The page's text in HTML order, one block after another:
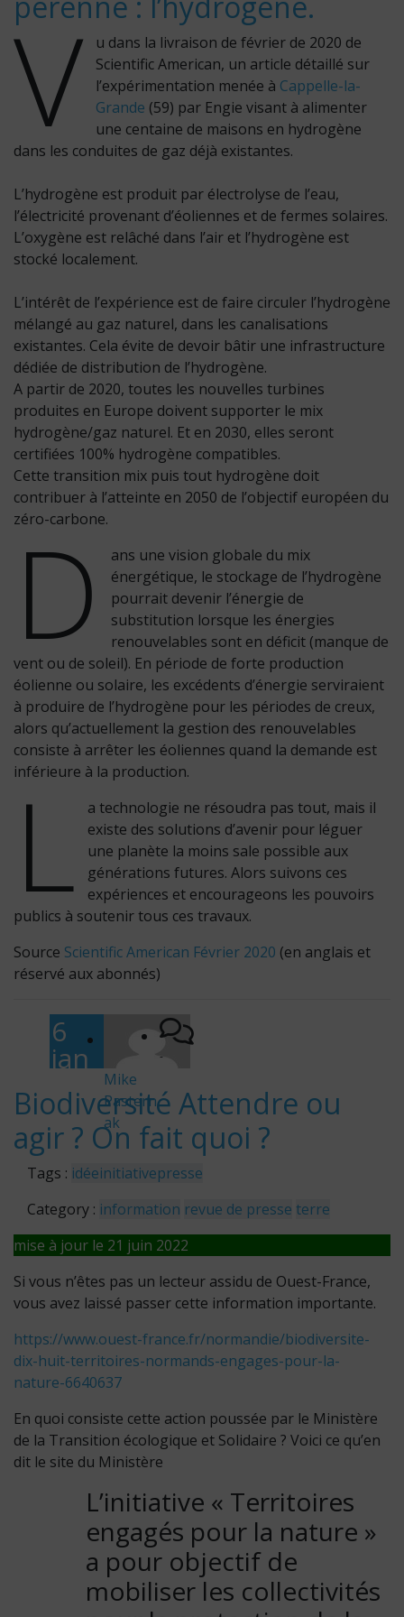
V
u dans la livraison de février de 2020 de
Scientific American, un article détaillé sur
l’expérimentation menée à Cappelle-la-
Grande (59) par Engie visant à alimenter
une centaine de maisons en hydrogène
dans les conduites de gaz déjà existantes.
L’hydrogène est produit par électrolyse de l’eau,
l’électricité provenant d’éoliennes et de fermes solaires.
L’oxygène est relâché dans l’air et l’hydrogène est
stocké localement.
L’intérêt de l’expérience est de faire circuler l’hydrogène
mélangé au gaz naturel, dans les canalisations
existantes. Cela évite de devoir bâtir une infrastructure
dédiée de distribution de l’hydrogène.
A partir de 2020, toutes les nouvelles turbines
produites en Europe doivent supporter le mix
hydrogène/gaz naturel. Et en 2030, elles seront
certifiées 100% hydrogène compatibles.
Cette transition mix puis tout hydrogène doit
contribuer à l’atteinte en 2050 de l’objectif européen du
zéro-carbone.
D
ans une vision globale du mix
énergétique, le stockage de l’hydrogène
pourrait devenir l’énergie de
substitution lorsque les énergies
renouvelables sont en déficit (manque de
vent ou de soleil). En période de forte production
éolienne ou solaire, les excédents d’énergie serviraient
à produire de l’hydrogène pour les périodes de creux,
alors qu’actuellement la gestion des renouvelables
consiste à arrêter les éoliennes quand la demande est
inférieure à la production.
L
a technologie ne résoudra pas tout, mais il
existe des solutions d’avenir pour léguer
une planète la moins sale possible aux
générations futures. Alors suivons ces
expériences et encourageons les pouvoirs
publics à soutenir tous ces travaux.
Source Scientific American Février 2020 (en anglais et
réservé aux abonnés)
6
jan
vier
202
0
Mike
Pastern
ak
-
Biodiversité Attendre ou
agir ? On fait quoi ?
Tags : idéeinitiativepresse
Category : information revue de presse terre
mise à jour le 21 juin 2022
Si vous n’êtes pas un lecteur assidu de Ouest-France,
vous avez laissé passer cette information importante.
https://www.ouest-france.fr/normandie/biodiversite-
dix-huit-territoires-normands-engages-pour-la-
nature-6640637
En quoi consiste cette action poussée par le Ministère
de la Transition écologique et Solidaire ? Voici ce qu’en
dit le site du Ministère
L’initiative « Territoires
engagés pour la nature »
a pour objectif de
mobiliser les collectivités